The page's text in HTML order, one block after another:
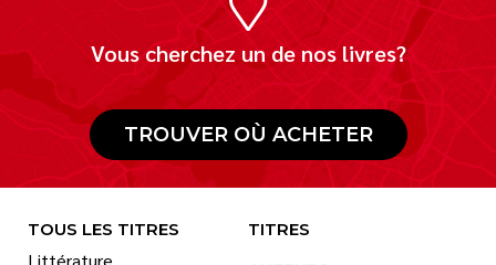
Vous cherchez un de nos livres?
TROUVER OÙ ACHETER
TOUS LES TITRES
Littérature
TITRES